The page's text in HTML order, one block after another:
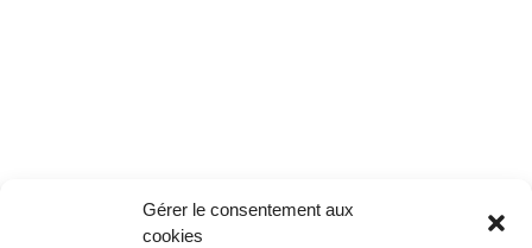
Gérer le consentement aux
cookies